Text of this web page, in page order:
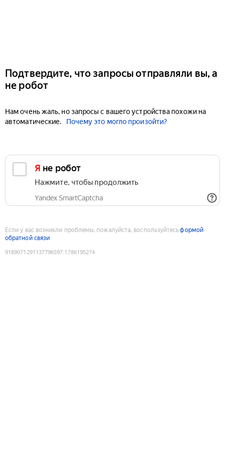
Подтвердите, что запросы отправляли вы, а
не робот
Нам очень жаль, но запросы с вашего устройства похожи на
автоматические.
Почему это могло произойти?
Я не робот
Нажмите, чтобы продолжить
Yandex SmartCaptcha
Если у вас возникли проблемы, пожалуйста, воспользуйтесьформой
обратной связи
9189071291137796597:1786195274